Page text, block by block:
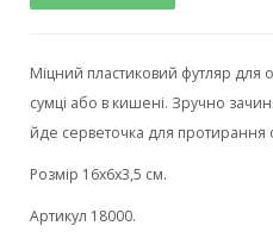
Міцний пластиковий футляр для
сумці або в кишені. Зручно
йде серветочка для протирання
Розмір 16х6х3,5 см.
Артикул 18000.